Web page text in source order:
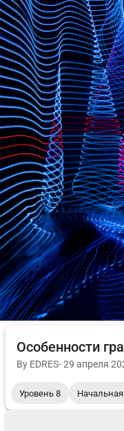
Особенности
By EDRES-29 апреля
Уровень 8